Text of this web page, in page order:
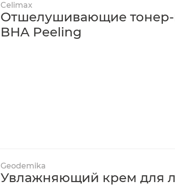
Celimax
Отшелушивающие тонер-
BHA Peeling
Geodemika
Увлажняющий крем для